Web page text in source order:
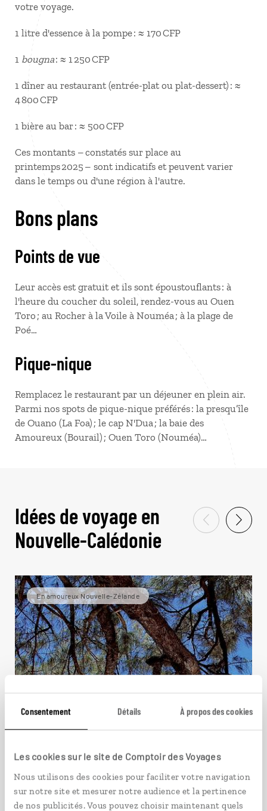
Consentement Détails À propos des cookies
Les cookies sur le site de Comptoir des Voyages
Nous utilisons des cookies pour faciliter votre navigation
sur notre site et mesurer notre audience et la pertinence
de nos publicités. Vous pouvez choisir maintenant quels
votre voyage.
1 litre d'essence à la pompe : ≈ 170 CFP
1 bougna: ≈ 1 250 CFP
1 dîner au restaurant (entrée-plat ou plat-dessert) : ≈
4 800 CFP
1 bière au bar : ≈ 500 CFP
Ces montants – constatés sur place au
printemps 2025 – sont indicatifs et peuvent varier
dans le temps ou d'une région à l'autre.
Bons plans
Points de vue
Leur accès est gratuit et ils sont époustouflants : à
l'heure du coucher du soleil, rendez-vous au Ouen
Toro ; au Rocher à la Voile à Nouméa ; à la plage de
Poé…
Pique-nique
Remplacez le restaurant par un déjeuner en plein air.
Parmi nos spots de pique-nique préférés : la presqu’île
de Ouano (La Foa) ; le cap N'Dua ; la baie des
Amoureux (Bourail) ; Ouen Toro (Nouméa)…
Idées de voyage en
Nouvelle-Calédonie
En amoureux Nouvelle-Zélande